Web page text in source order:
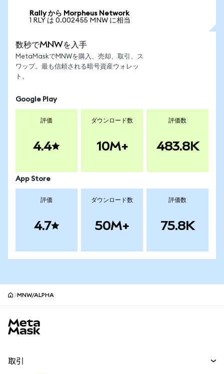
Rally から Morpheus Network
1 RLY は 0.002455 MNW に相当
数秒でMNWを入手
MetaMaskでMNWを購入、売却、取引、ス
ワップ。最も信頼される暗号資産ウォレッ
ト。
Google Play
評価
4.4
ダウンロード数
10M+
評価数
483.8K
App Store
評価
4.7
ダウンロード数
50M+
評価数
75.8K
MNW/ALPHA
取引